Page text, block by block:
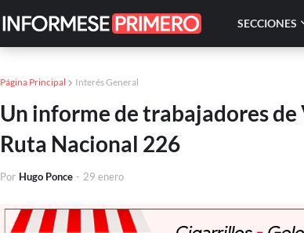
SECCIONES
Página Principal Interés General
Un informe de trabajadores
Ruta Nacional 226
Por Hugo Ponce - 29 enero